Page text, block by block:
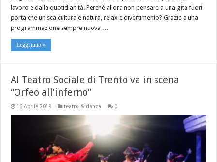
lavoro e dalla quotidianità. Perché allora non pensare a una gita fuori
porta che unisca cultura e natura, relax e divertimento? Grazie a una
programmazione sempre nuova …
Leggi tutto »
Al Teatro Sociale di Trento va in scena
“Orfeo all’inferno”
16 Aprile 2019 teatro & danza 0